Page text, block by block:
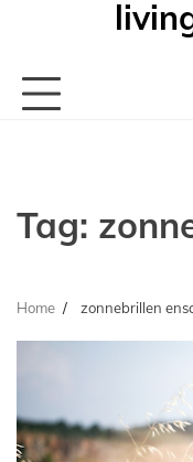
inhoud
Tag:
Home zonnebrillen